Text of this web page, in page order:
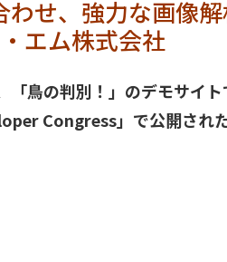
せ、強力な画像
エム株式会社
「鳥の判別！」のデモサイ
Congress」で公開され